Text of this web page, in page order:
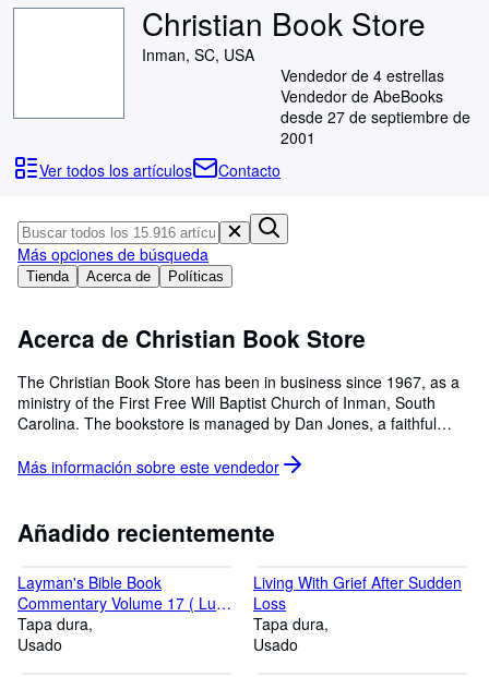
Consultar mis pedidos
Libros antiguos
Arte y coleccionismo
Vendedores
Comenzar a vender
Ayuda
CERRAR
Christian Book Store
Inman, SC, USA
Vendedor de 4 estrellas
Vendedor de AbeBooks
desde 27 de septiembre de
2001
Ver todos los artículos
Contacto
Tienda Acerca de Políticas
Más opciones de búsqueda
Acerca de Christian Book Store
The Christian Book Store has been in business since 1967, as a
ministry of the First Free Will Baptist Church of Inman, South
Carolina. The bookstore is managed by Dan Jones, a faithful
Más información sobre este vendedor
Añadido recientemente
Layman's Bible Book
Commentary Volume 17 ( Luke
)
Tapa dura
Usado
Living With Grief After Sudden
Loss
Tapa dura
Usado